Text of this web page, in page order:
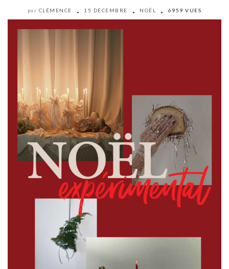
par CLÉMENCE 15 DÉCEMBRE NOËL 6959 VUES